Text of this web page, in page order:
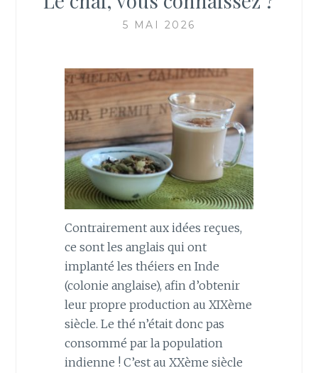
5 MAI 2026
Contrairement aux idées reçues,
ce sont les anglais qui ont
implanté les théiers en Inde
(colonie anglaise), afin d’obtenir
leur propre production au XIXème
siècle. Le thé n’était donc pas
consommé par la population
indienne ! C’est au XXème siècle